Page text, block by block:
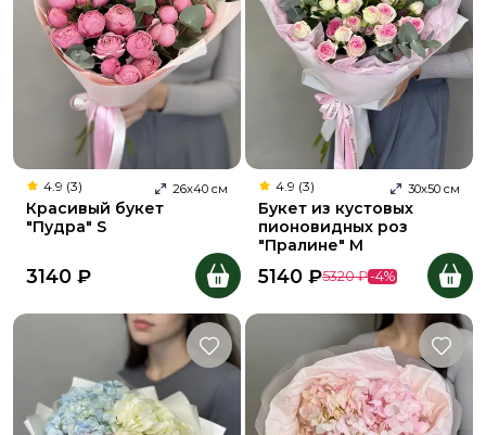
4.9 (3) 26х40 см
Красивый букет
"Пудра" S
3140 ₽
4.9 (3) 30х50 см
Букет из кустовых
пионовидных роз
"Пралине" M
5140 ₽5320 ₽-4%